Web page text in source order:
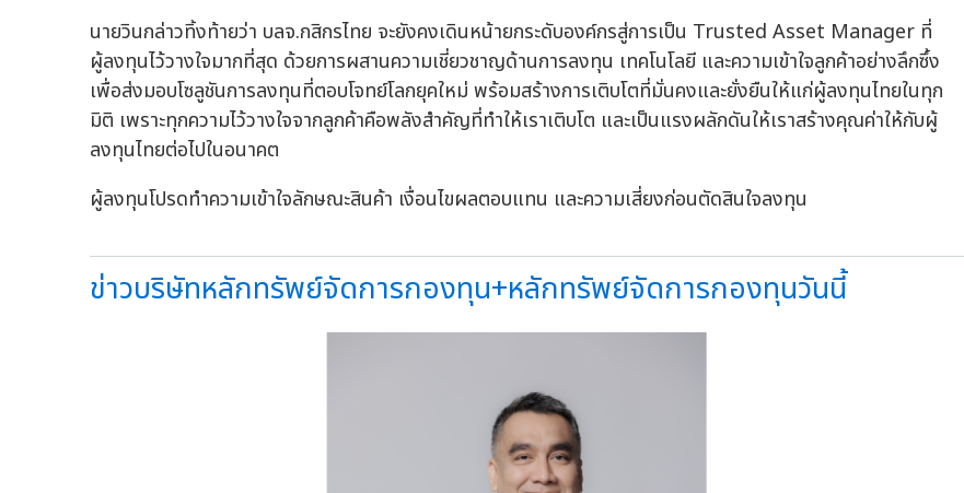
นายวินกล่าวทิ้งท้ายว่า บลจ.กสิกรไทย จะยังคงเดินหน้ายกระดับองค์กรสู่การเป็น Trusted Asset Manager ที่
ผู้ลงทุนไว้วางใจมากที่สุด ด้วยการผสานความเชี่ยวชาญด้านการลงทุน เทคโนโลยี และความเข้าใจลูกค้าอย่างลึกซึ้ง
เพื่อส่งมอบโซลูชันการลงทุนที่ตอบโจทย์โลกยุคใหม่ พร้อมสร้างการเติบโตที่มั่นคงและยั่งยืนให้แก่ผู้ลงทุนไทยในทุก
มิติ เพราะทุกความไว้วางใจจากลูกค้าคือพลังสำคัญที่ทำให้เราเติบโต และเป็นแรงผลักดันให้เราสร้างคุณค่าให้กับผู้
ลงทุนไทยต่อไปในอนาคต
ผู้ลงทุนโปรดทำความเข้าใจลักษณะสินค้า เงื่อนไขผลตอบแทน และความเสี่ยงก่อนตัดสินใจลงทุน
ข่าวบริษัทหลักทรัพย์จัดการกองทุน+หลักทรัพย์จัดการกองทุนวันนี้